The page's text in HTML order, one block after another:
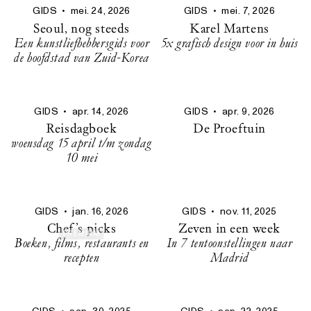
GIDS • mei. 24, 2026
Seoul, nog steeds
Een kunstliefhebbersgids voor
de hoofdstad van Zuid-Korea
GIDS •mei. 7, 2026
Karel Martens
5x grafisch design voor in huis
GIDS • apr. 14, 2026
Reisdagboek
woensdag 15 april t/m zondag
10 mei
GIDS • apr. 9, 2026
De Proeftuin
GIDS •jan. 16, 2026
PREMIUM
Chef’s picks
Boeken, films, restaurants en
recepten
GIDS • nov. 11, 2025
Zeven in een week
In 7 tentoonstellingen naar
Madrid